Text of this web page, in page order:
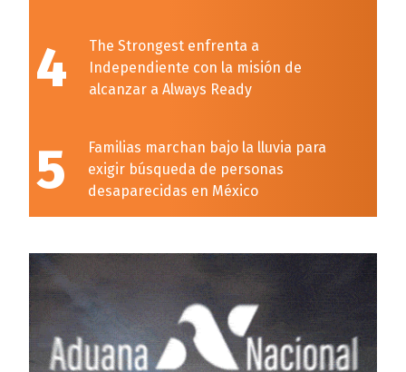
4
The Strongest enfrenta a
Independiente con la misión de
alcanzar a Always Ready
5
Familias marchan bajo la lluvia para
exigir búsqueda de personas
desaparecidas en México